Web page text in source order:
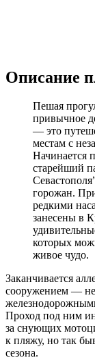
Описание
Пешая
привычное
— это
местам с
Начинается
старейший
горожан.
редкими
занесены в
которых
живое чудо.
Заканчивается
сооружением —
Проход под ним
за снующих
к пляжу, но так
сезона.